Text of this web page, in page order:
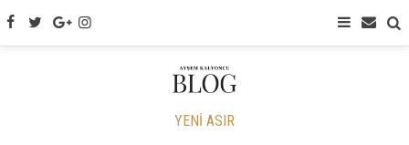
YENİ ASIR